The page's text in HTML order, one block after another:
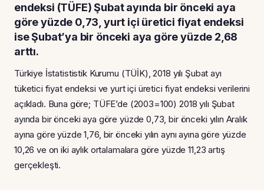
endeksi (TÜFE) Şubat ayında bir önceki aya
göre yüzde 0,73, yurt içi üretici fiyat endeksi
ise Şubat’ya bir önceki aya göre yüzde 2,68
arttı.
Türkiye İstatististik Kurumu (TÜİK), 2018 yılı Şubat ayı
tüketici fiyat endeksi ve yurt içi üretici fiyat endeksi verilerini
açıkladı. Buna göre; TÜFE’de (2003=100) 2018 yılı Şubat
ayında bir önceki aya göre yüzde 0,73, bir önceki yılın Aralık
ayına göre yüzde 1,76, bir önceki yılın aynı ayına göre yüzde
10,26 ve on iki aylık ortalamalara göre yüzde 11,23 artış
gerçekleşti.